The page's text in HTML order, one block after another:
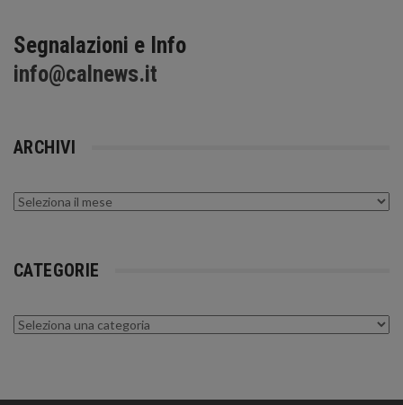
Segnalazioni e Info
info@calnews.it
ARCHIVI
Archivi
CATEGORIE
Categorie